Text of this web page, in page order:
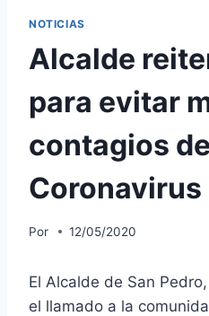
NOTICIAS
Alcalde
para evitar
contagios de
Coronavirus
Por 12/05/2020
El Alcalde de San
el llamado a la